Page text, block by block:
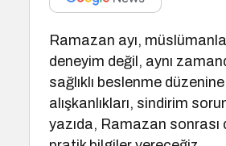
Ramazan ayı,
deneyim değil, aynı
sağlıklı beslenme
alışkanlıkları, sindirim
yazıda, Ramazan sonrası